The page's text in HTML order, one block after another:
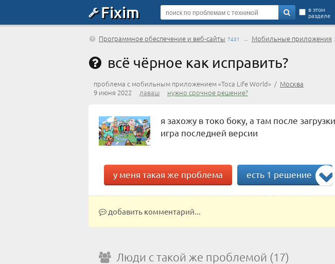
Fixim в этом
разделе
Программное обеспечение и веб-сайты 7431 → Мобильные приложения
всё чёрное как исправить?
проблема с мобильным приложением «Toca Life World» / Москва
9 июня 2022 лаваш нужно срочное решение?
я захожу в токо боку, а там после
игра последней версии
у меня такая же проблема есть 1 решение
добавить комментарий...
Люди с такой же проблемой (17)